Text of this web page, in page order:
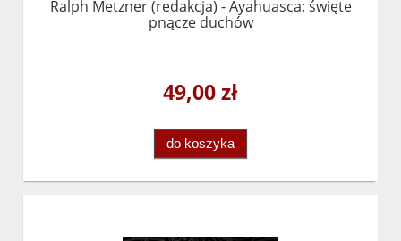
Ralph Metzner (redakcja) - Ayahuasca: święte
pnącze duchów
49,00 zł
do koszyka